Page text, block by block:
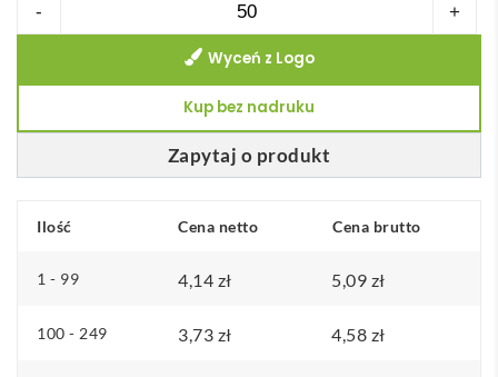
-
Mgiełka
30ml
+
Zapytaj o produkt
Wyceń z Logo
Kup bez nadruku
Ilość Cena netto Cena brutto
1 - 99 4,14 zł 5,09 zł
100 - 249 3,73 zł 4,58 zł